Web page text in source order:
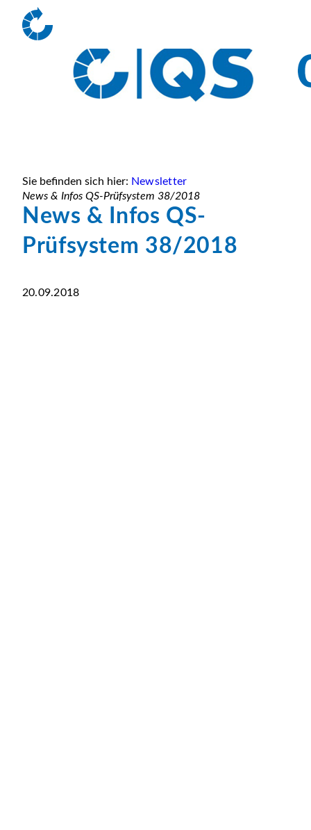
Sie befinden sich hier: Newsletter
News & Infos QS-Prüfsystem 38/2018
News & Infos QS-
Prüfsystem 38/2018
20.09.2018